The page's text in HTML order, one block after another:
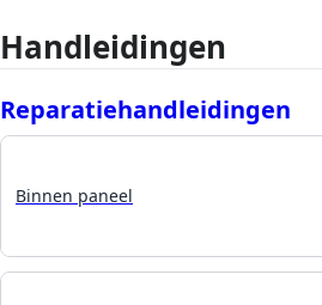
Handleidingen
Reparatiehandleidingen
Binnen paneel